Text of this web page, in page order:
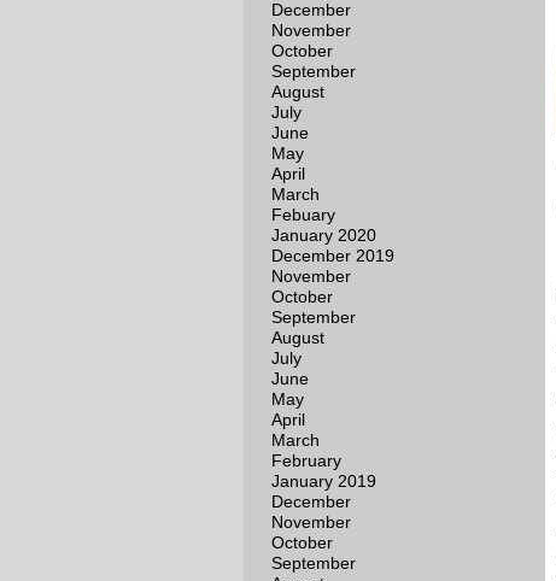
December
November
October
September
August
July
June
May
April
March
Febuary
January 2020
December 2019
November
October
September
August
July
June
May
April
March
February
January 2019
December
November
October
September